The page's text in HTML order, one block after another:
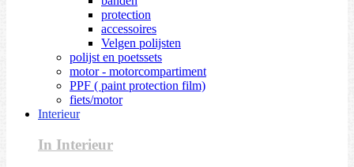
protection
accessoires
Velgen polijsten
polijst en poetssets
motor - motorcompartiment
PPF ( paint protection film)
fiets/motor
Interieur
In Interieur